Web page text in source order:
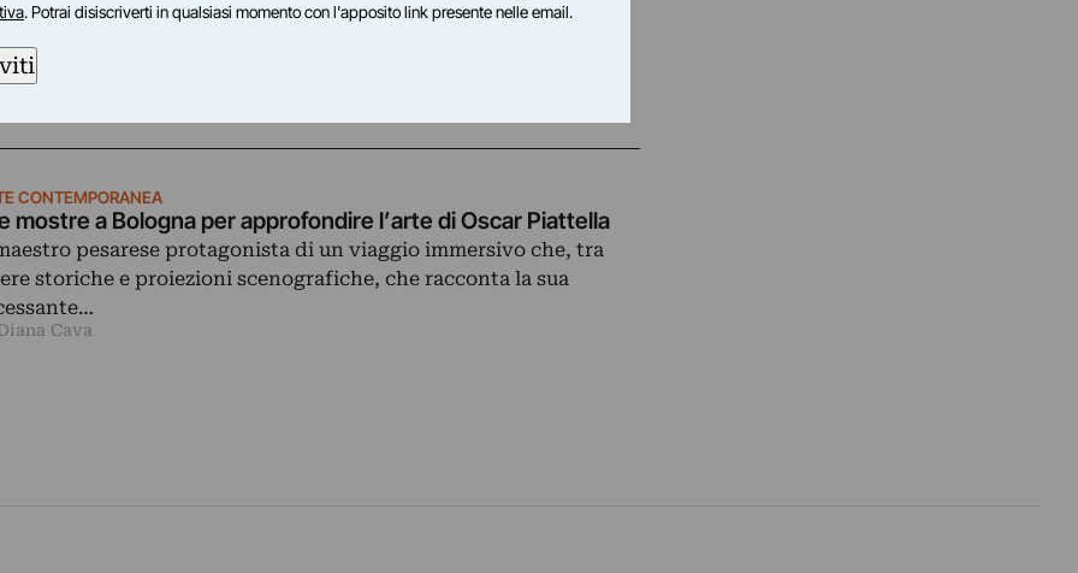
ricerca artistica e concettuale.
CONTEMPORANEA
mostre a Bologna per approfondire l’arte di Oscar Piattella
pesarese protagonista di un viaggio immersivo che, tra
storiche e proiezioni scenografiche, che racconta la sua
Cava
. Potrai disiscriverti in qualsiasi momento con l'apposito link presente nelle email.